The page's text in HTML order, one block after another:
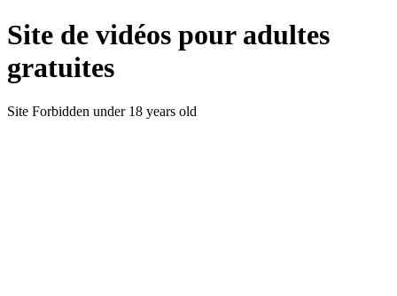
Site de vidéos pour adultes
gratuites
Site Forbidden under 18 years old